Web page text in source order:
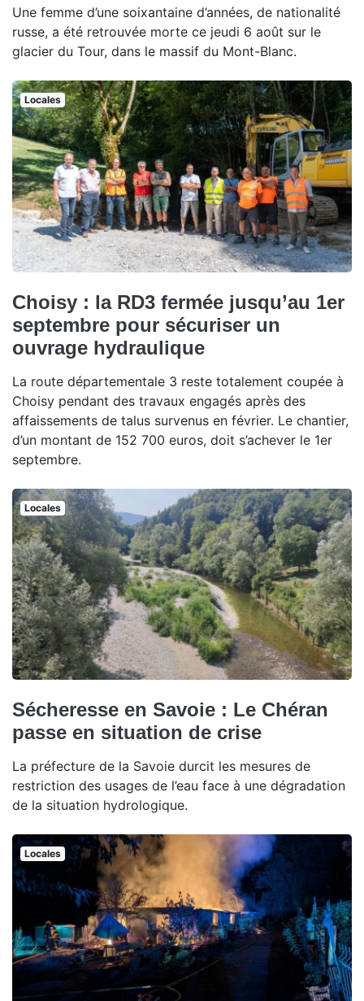
Une femme d’une soixantaine d’années, de nationalité
russe, a été retrouvée morte ce jeudi 6 août sur le
glacier du Tour, dans le massif du Mont-Blanc.
Locales
Choisy : la RD3 fermée jusqu’au 1er
septembre pour sécuriser un
ouvrage hydraulique
La route départementale 3 reste totalement coupée à
Choisy pendant des travaux engagés après des
affaissements de talus survenus en février. Le chantier,
d’un montant de 152 700 euros, doit s’achever le 1er
septembre.
Locales
Sécheresse en Savoie : Le Chéran
passe en situation de crise
La préfecture de la Savoie durcit les mesures de
restriction des usages de l’eau face à une dégradation
de la situation hydrologique.
Locales